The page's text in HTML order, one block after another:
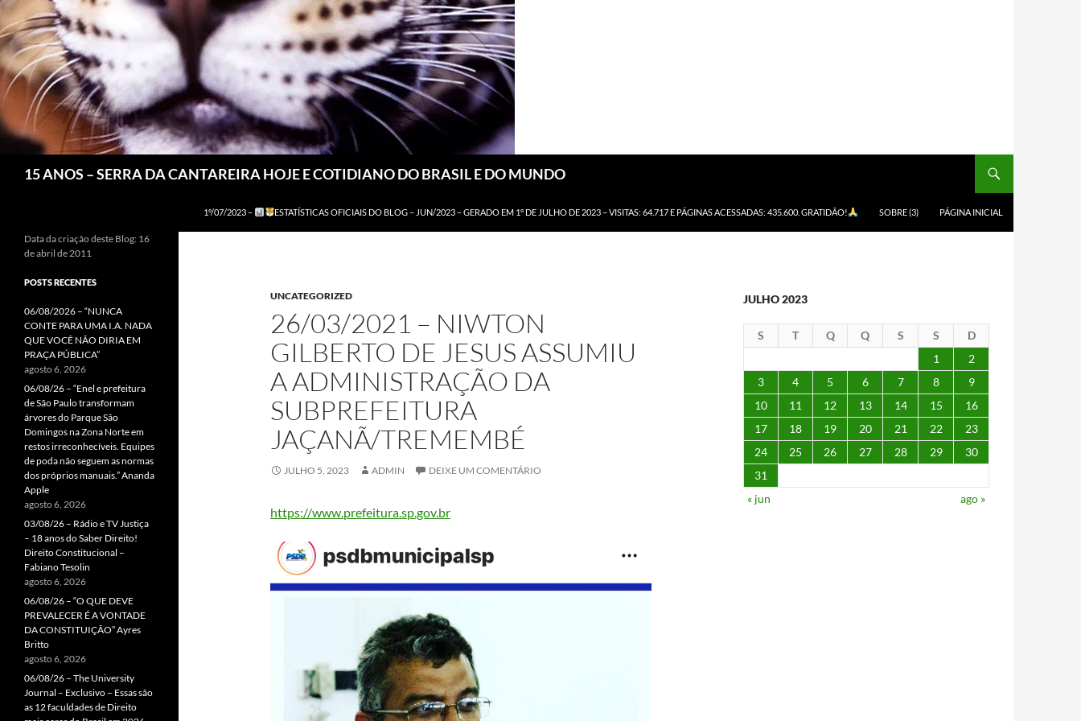
15 ANOS – SERRA DA CANTAREIRA HOJE E COTIDIANO DO BRASIL E DO MUNDO
1º/07/2023 – ESTATÍSTICAS OFICIAIS DO BLOG – JUN/2023 – GERADO EM 1º DE JULHO DE 2023 – VISITAS: 64.717 E PÁGINAS ACESSADAS: 435.600. GRATIDÃO! SOBRE (3) PÁGINA INICIAL
UNCATEGORIZED
26/03/2021 – NIWTON
GILBERTO DE JESUS ASSUMIU
A ADMINISTRAÇÃO DA
SUBPREFEITURA
JAÇANÃ/TREMEMBÉ
JULHO 5, 2023 ADMIN DEIXE UM COMENTÁRIO
https://www.prefeitura.sp.gov.br
JULHO 2023
S T Q Q S S
D
1
2
3
4 5 6 7 8
9
10
11 12 13 14 15
16
17
18 19 20 21 22
23
24
25 26 27 28 29
30
31
« jun
ago »
Data da criação deste Blog: 16
de abril de 2011
POSTS RECENTES
06/08/2026 – “NUNCA
CONTE PARA UMA I.A. NADA
QUE VOCÊ NÃO DIRIA EM
PRAÇA PÚBLICA”
agosto 6, 2026
06/08/26 – “Enel e prefeitura
de São Paulo transformam
árvores do Parque São
Domingos na Zona Norte em
restos irreconhecíveis. Equipes
de poda não seguem as normas
dos próprios manuais.” Ananda
Apple
agosto 6, 2026
03/08/26 – Rádio e TV Justiça
– 18 anos do Saber Direito!
Direito Constitucional –
Fabiano Tesolin
agosto 6, 2026
06/08/26 – “O QUE DEVE
PREVALECER É A VONTADE
DA CONSTITUIÇÃO” Ayres
Britto
agosto 6, 2026
06/08/26 – The University
Journal – Exclusivo – Essas são
as 12 faculdades de Direito